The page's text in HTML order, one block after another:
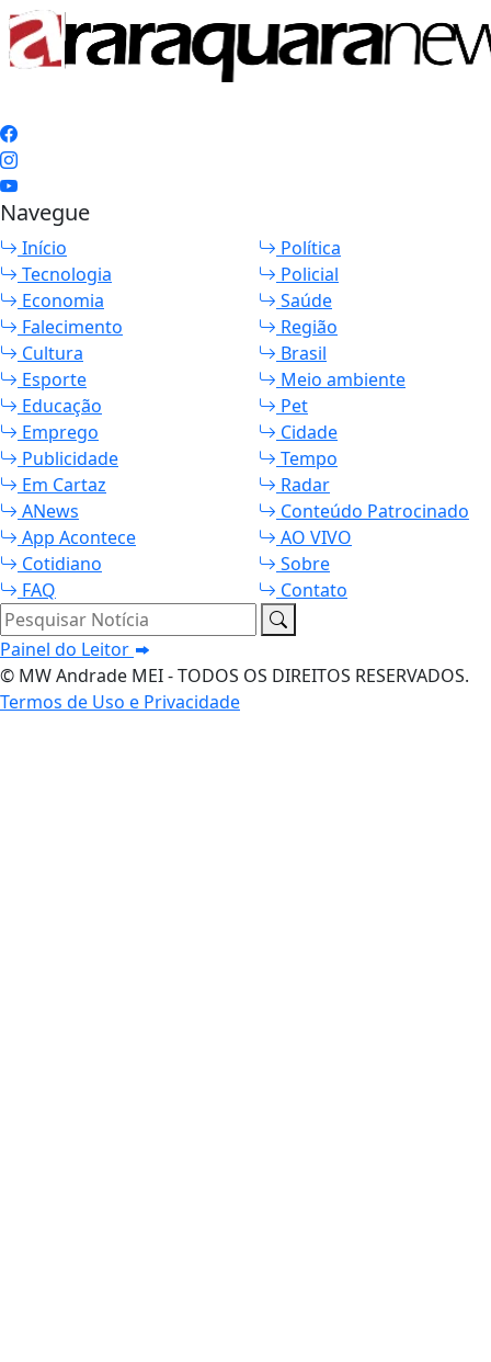
Navegue
Início
Política
Tecnologia
Policial
Economia
Saúde
Falecimento
Região
Cultura
Brasil
Esporte
Meio ambiente
Educação
Pet
Emprego
Cidade
Publicidade
Tempo
Em Cartaz
Radar
ANews
Conteúdo Patrocinado
App Acontece
AO VIVO
Cotidiano
Sobre
FAQ
Contato
Pesquisar Notícia
Painel do Leitor
© MW Andrade MEI - TODOS OS DIREITOS RESERVADOS.
Termos de Uso e Privacidade